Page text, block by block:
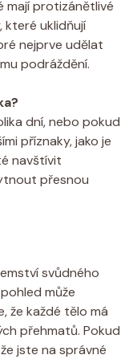
mají protizánětlivé
které uklidňují
nejprve udělat
podráždění.
dní, nebo pokud
příznaky, jako je
navštívit
přesnou
svůdného
může
že každé tělo má
přehmatů. Pokud
jste na správné